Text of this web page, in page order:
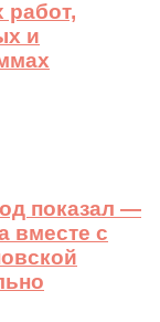
и
показал —
вместе с